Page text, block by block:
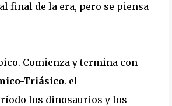
final de la era, pero se piensa
Comienza y termina con
Triásico. el
los dinosaurios y los